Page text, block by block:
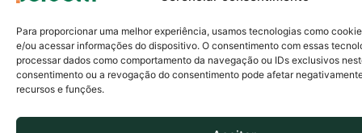
Para proporcionar uma melhor experiência, usamos tecnologias como
e/ou acessar informações do dispositivo. O consentimento com essas
processar dados como comportamento da navegação ou IDs exclusivos
consentimento ou a revogação do consentimento pode afetar
recursos e funções.